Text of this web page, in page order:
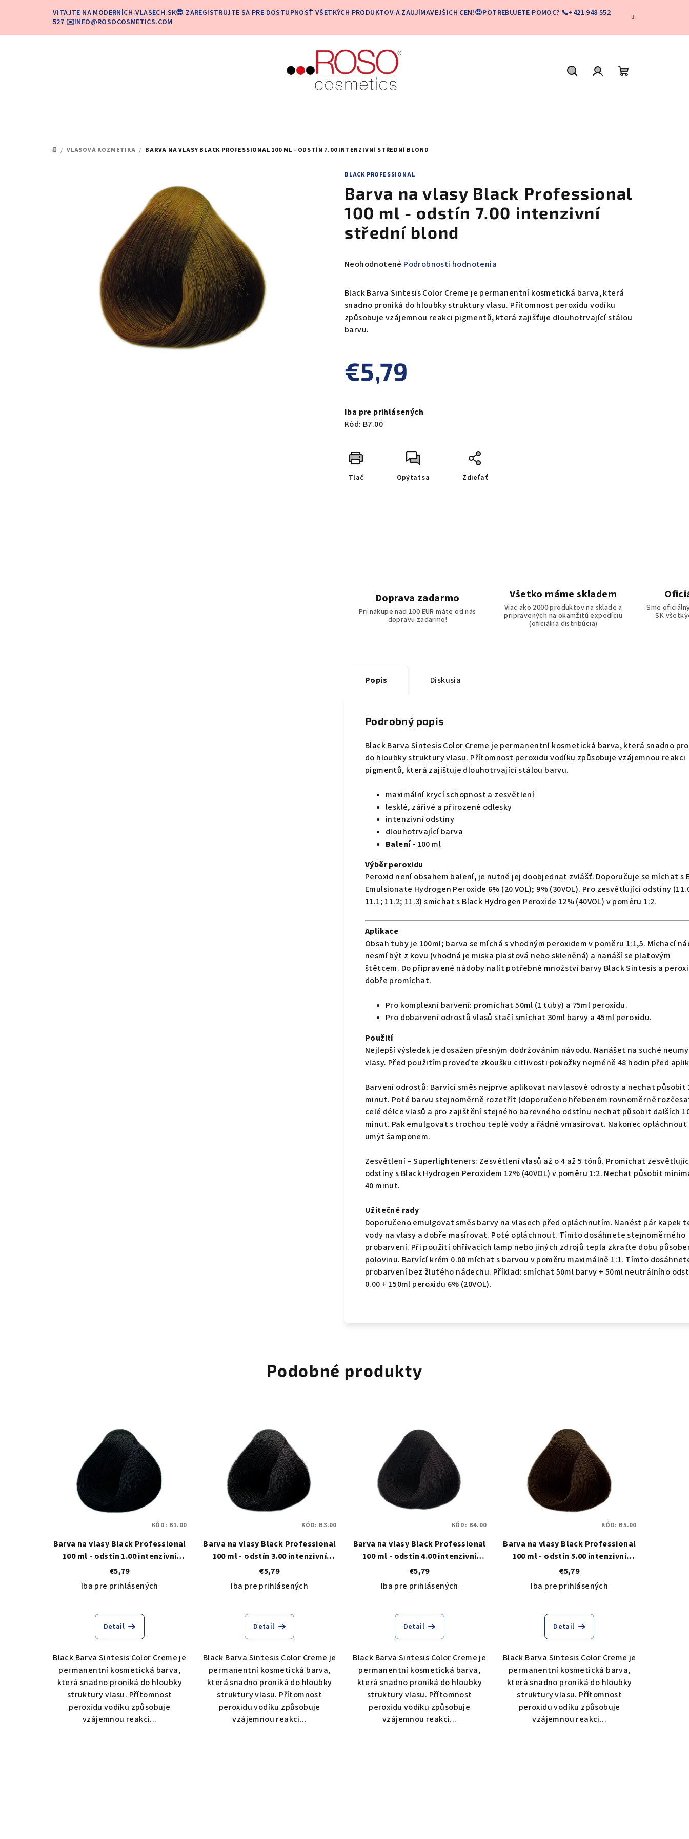
VITAJTE NA MODERNÍCH-VLASECH.SK😎 ZAREGISTRUJTE SA PRE DOSTUPNOSŤ VŠETKÝCH PRODUKTOV A ZAUJÍMAVEJŠICH CEN!😍POTREBUJETE POMOC? 📞+421 948 552
527 ✉️INFO@ROSOCOSMETICS.COM
DOMOV
/ VLASOVÁ KOZMETIKA / BARVA NA VLASY BLACK PROFESSIONAL 100 ML - ODSTÍN 7.00 INTENZIVNÍ STŘEDNÍ BLOND
BLACK PROFESSIONAL
Barva na vlasy Black Professional
100 ml - odstín 7.00 intenzivní
střední blond
Priemerné
produktu
0,0
z
Neohodnotené Podrobnosti hodnotenia
Black Barva Sintesis Color Creme je permanentní kosmetická barva, která
snadno proniká do hloubky struktury vlasu. Přítomnost peroxidu vodíku
způsobuje vzájemnou reakci pigmentů, která zajišťuje dlouhotrvající stálou
barvu.
€5,79
cena:
Iba pre prihlásených
Kód: B7.00
Tlač Opýtať sa Zdieľať
Doprava zadarmo
Pri nákupe nad 100 EUR máte od nás
dopravu zadarmo!
Všetko máme skladem
Viac ako 2000 produktov na sklade a
pripravených na okamžitú expedíciu
(oficiálna distribúcia)
Sme
SK
Popis Diskusia
Podrobný popis
Black Barva Sintesis Color Creme je permanentní kosmetická barva, která snadno
do hloubky struktury vlasu. Přítomnost peroxidu vodíku způsobuje vzájemnou reakci
pigmentů, která zajišťuje dlouhotrvající stálou barvu.
maximální krycí schopnost a zesvětlení
lesklé, zářivé a přirozené odlesky
intenzivní odstíny
dlouhotrvající barva
Balení- 100 ml
Výběr peroxidu
Peroxid není obsahem balení, je nutné jej doobjednat zvlášť. Doporučuje se míchat s
Emulsionate Hydrogen Peroxide 6% (20 VOL); 9% (30VOL). Pro zesvětlující odstíny
11.1; 11.2; 11.3) smíchat s Black Hydrogen Peroxide 12% (40VOL) v poměru 1:2.
Aplikace
Obsah tuby je 100ml; barva se míchá s vhodným peroxidem v poměru 1:1,5. Míchací
nesmí být z kovu (vhodná je miska plastová nebo skleněná) a nanáší se platovým
štětcem. Do připravené nádoby nalít potřebné množství barvy Black Sintesis a
dobře promíchat.
Pro komplexní barvení: promíchat 50ml (1 tuby) a 75ml peroxidu.
Pro dobarvení odrostů vlasů stačí smíchat 30ml barvy a 45ml peroxidu.
Použití
Nejlepší výsledek je dosažen přesným dodržováním návodu. Nanášet na suché
vlasy. Před použitím proveďte zkoušku citlivosti pokožky nejméně 48 hodin před
Barvení odrostů: Barvící směs nejprve aplikovat na vlasové odrosty a nechat působit
minut. Poté barvu stejnoměrně rozetřít (doporučeno hřebenem rovnoměrně
celé délce vlasů a pro zajištění stejného barevného odstínu nechat působit dalších
minut. Pak emulgovat s trochou teplé vody a řádně vmasírovat. Nakonec opláchnout
umýt šamponem.
Zesvětlení – Superlighteners: Zesvětlení vlasů až o 4 až 5 tónů. Promíchat
odstíny s Black Hydrogen Peroxidem 12% (40VOL) v poměru 1:2. Nechat působit
40 minut.
Užitečné rady
Doporučeno emulgovat směs barvy na vlasech před opláchnutím. Nanést pár kapek
vody na vlasy a dobře masírovat. Poté opláchnout. Tímto dosáhnete stejnoměrného
probarvení. Při použití ohřívacích lamp nebo jiných zdrojů tepla zkraťte dobu
polovinu. Barvící krém 0.00 míchat s barvou v poměru maximálně 1:1. Tímto
probarvení bez žlutého nádechu. Příklad: smíchat 50ml barvy + 50ml neutrálního
0.00 + 150ml peroxidu 6% (20VOL).
Podobné produkty
Barva na vlasy Black Professional
100 ml - odstín 1.00 intenzivní
černá
€5,79
Iba pre prihlásených
Detail
Black Barva Sintesis Color Creme je
permanentní kosmetická barva,
která snadno proniká do hloubky
struktury vlasu. Přítomnost
peroxidu vodíku způsobuje
vzájemnou reakci...
KÓD: B1.00
Barva na vlasy Black Professional
100 ml - odstín 3.00 intenzivní
tmavě hnědá
€5,79
Iba pre prihlásených
Detail
Black Barva Sintesis Color Creme je
permanentní kosmetická barva,
která snadno proniká do hloubky
struktury vlasu. Přítomnost
peroxidu vodíku způsobuje
vzájemnou reakci...
KÓD: B3.00
Barva na vlasy Black Professional
100 ml - odstín 4.00 intenzivní
středně hnědá
€5,79
Iba pre prihlásených
Detail
Black Barva Sintesis Color Creme je
permanentní kosmetická barva,
která snadno proniká do hloubky
struktury vlasu. Přítomnost
peroxidu vodíku způsobuje
vzájemnou reakci...
KÓD: B4.00
Barva na vlasy Black Professional
100 ml - odstín 5.00 intenzivní
světle hnědá
€5,79
Iba pre prihlásených
Detail
Black Barva Sintesis Color Creme je
permanentní kosmetická barva,
která snadno proniká do hloubky
struktury vlasu. Přítomnost
peroxidu vodíku způsobuje
vzájemnou reakci...
KÓD: B5.00